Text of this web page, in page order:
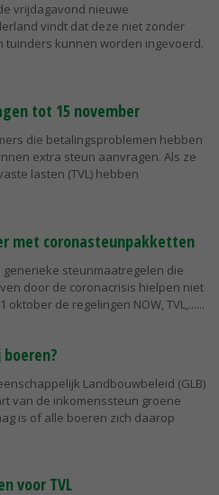
vrijdagavond nieuwe
vindt dat deze niet zonder
kunnen worden ingevoerd.
tot 15 november
die betalingsproblemen hebben
extra steun aanvragen. Als ze
lasten (TVL) hebben
met coronasteunpakketten
generieke steunmaatregelen die
door de coronacrisis hielpen niet
de regelingen NOW, TVL,...
Landbouwbeleid (GLB)
van de inkomenssteun groene
is of alle boeren zich daarop
voor TVL